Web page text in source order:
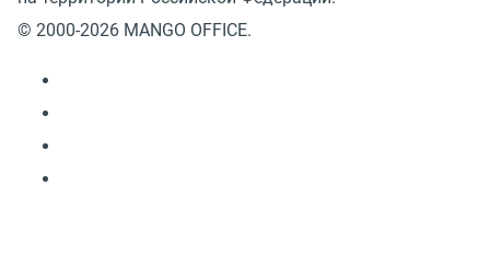
© 2000-2026 MANGO OFFICE.